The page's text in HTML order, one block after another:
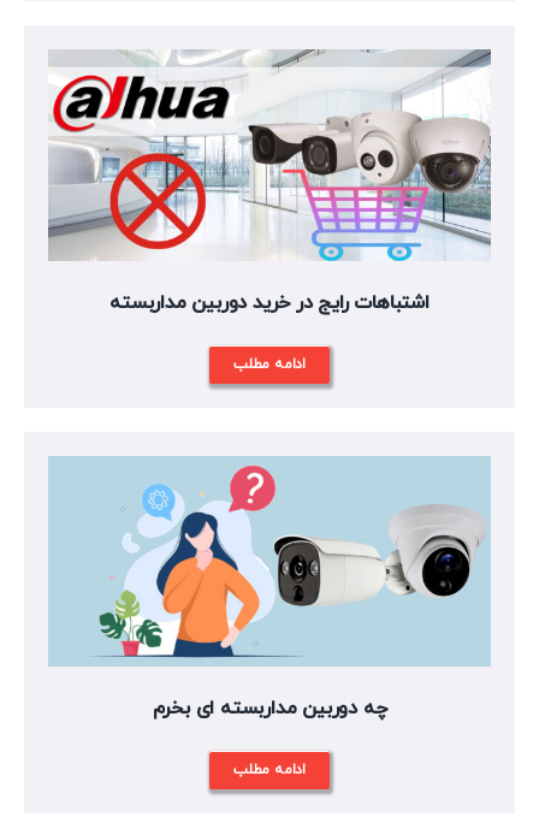
اشتباهات رایج در خرید دوربین مداربسته
ادامه مطلب
چه دوربین مداربسته ای بخرم
ادامه مطلب